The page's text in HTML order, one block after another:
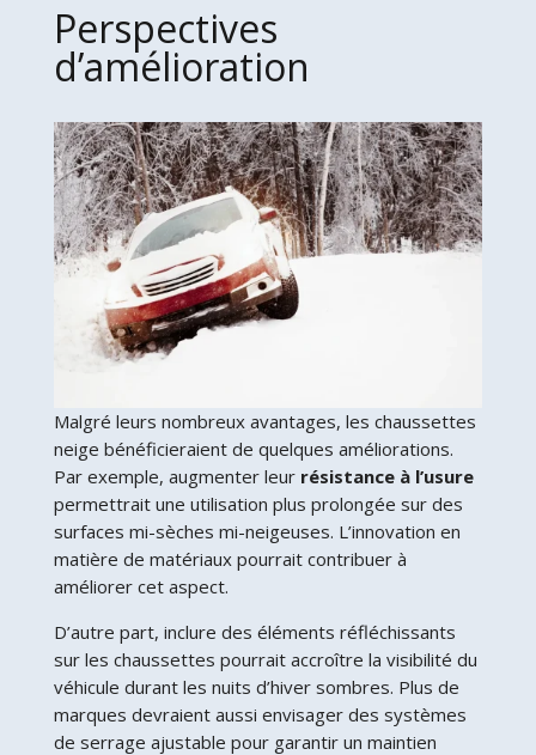
Perspectives
d’amélioration
Malgré leurs nombreux avantages, les chaussettes
neige bénéficieraient de quelques améliorations.
Par exemple, augmenter leur résistance à l’usure
permettrait une utilisation plus prolongée sur des
surfaces mi-sèches mi-neigeuses. L’innovation en
matière de matériaux pourrait contribuer à
améliorer cet aspect.
D’autre part, inclure des éléments réfléchissants
sur les chaussettes pourrait accroître la visibilité du
véhicule durant les nuits d’hiver sombres. Plus de
marques devraient aussi envisager des systèmes
de serrage ajustable pour garantir un maintien